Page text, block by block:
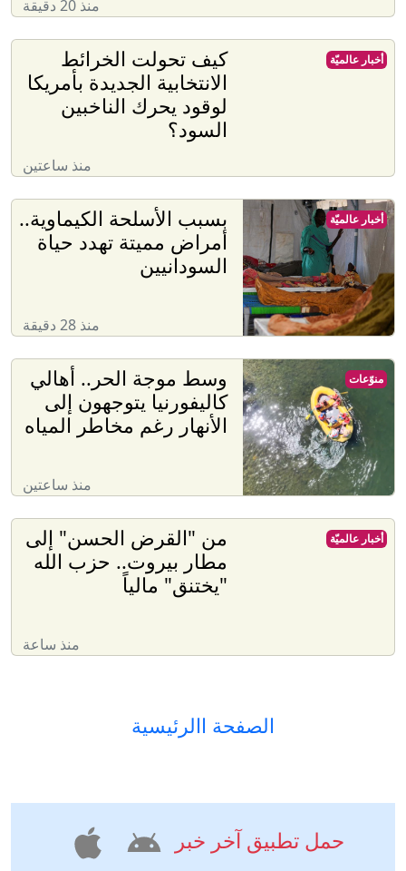
منذ 20 دقيقة
كيف تحولت الخرائط
الانتخابية الجديدة بأمريكا
لوقود يحرك الناخبين
السود؟
منذ ساعتين
أخبار عالميّة
بسبب الأسلحة الكيماوية..
أمراض مميتة تهدد حياة
السودانيين
منذ 28 دقيقة
أخبار عالميّة
وسط موجة الحر.. أهالي
كاليفورنيا يتوجهون إلى
الأنهار رغم مخاطر المياه
منذ ساعتين
منوّعات
من "القرض الحسن" إلى
مطار بيروت.. حزب الله
"يختنق" مالياً
منذ ساعة
أخبار عالميّة
الصفحة االرئيسية
حمل تطبيق آخر خبر